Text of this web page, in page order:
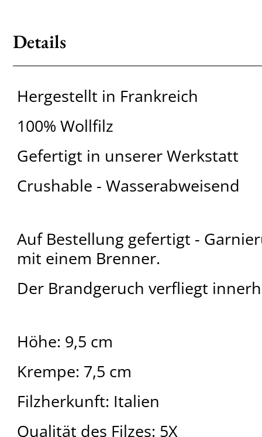
Details
Hergestellt in Frankreich
100% Wollfilz
Gefertigt in unserer Werkstatt
Crushable - Wasserabweisend
Auf Bestellung gefertigt -
mit einem Brenner.
Der Brandgeruch verfliegt
Höhe: 9,5 cm
Krempe: 7,5 cm
Filzherkunft: Italien
Qualität des Filzes: 5X